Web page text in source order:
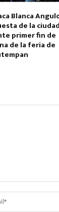
Blanca
de la
primer fin de
de la feria de